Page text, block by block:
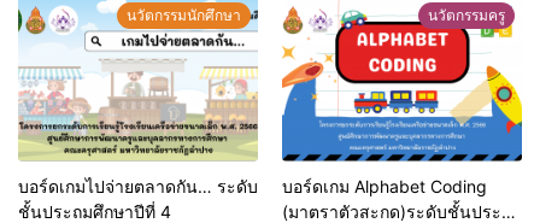
นวัตกรรมนักศึกษา
บอร์ดเกมไปจ่ายตลาดกัน… ระดับ
ชั้นประถมศึกษาปีที่ 4
นวัตกรรมครู
บอร์ดเกม Alphabet Coding
(มาตราตัวสะกด)ระดับชั้นประถม